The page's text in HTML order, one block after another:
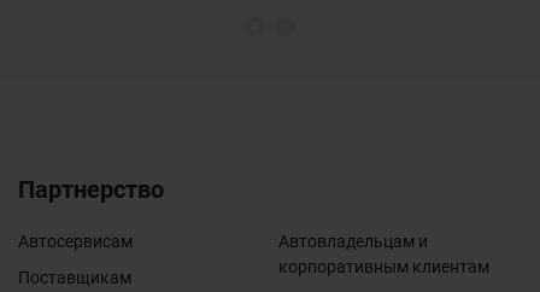
Партнерство
Автосервисам
Поставщикам
Автовладельцам и
корпоративным клиентам